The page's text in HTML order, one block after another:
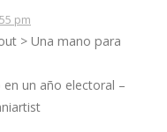
pm
> Una mano para
un año electoral –